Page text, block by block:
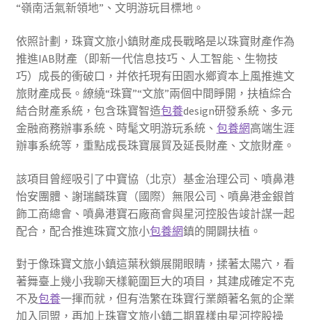
“嶺南活氣新領地”、文明游玩目標地。
依照計劃，珠寶文旅小鎮財產成長戰略是以珠寶財產作為
推進IAB財產（即新一代信息技巧、人工智能、生物技
巧）成長的衝破口，并依托現有田園水鄉資本上風推進文
旅財產成長。繚繞“珠寶”“文旅”兩個中間睜開，扶植綜合
結合財產系統，包含珠寶智造包養design研發系統、多元
金融商務辦事系統、時髦文明游玩系統、 包養網高端生涯
辦事系統等，重點成長珠寶展貿及延長財產、文旅財產。
該項目曾經吸引了中寶協（北京）基金治理公司、噴鼻港
怡安團體、謝瑞麟珠寶（國際）無限公司、噴鼻港金銀首
飾工商總會、噴鼻港寶石廠商會與星河控股告竣計謀一起
配合，配合推進珠寶文旅小包養網鎮的開闢扶植。
對于像珠寶文旅小鎮這葉秋鎖展開眼睛，揉著太陽穴，看
著舞臺上幾小我聊天樣範圍巨大的項目，其建成確定不克
不及包養一揮而就，但有浩繁在珠寶行業頗著名氣的企業
加入同盟，再加上珠寶文旅小鎮二期異樣由星河控股操